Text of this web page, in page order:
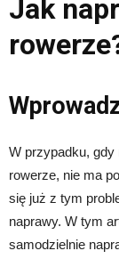
Jak
W przypadku, gdy
rowerze, nie ma
się już z tym
naprawy. W tym
samodzielnie